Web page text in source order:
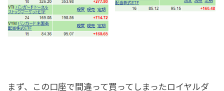
まず、この口座で間違って買ってしまったロイヤルダ